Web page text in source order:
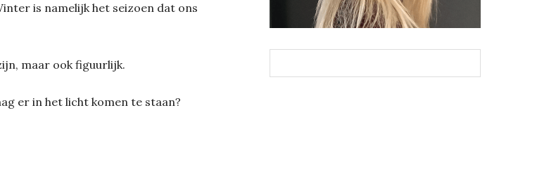
is namelijk het seizoen dat ons
maar ook figuurlijk.
er in het licht komen te staan?